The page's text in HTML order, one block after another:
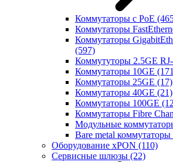
Коммутаторы с PoE
Коммутаторы
Коммутаторы
(597)
Коммутуторы 2.5GE
Коммутаторы 10GE
Коммутаторы 25GE (17)
Коммутаторы 40GE (21)
Коммутаторы 100GE
Коммутаторы Fibre
Модульные
Bare metal коммутаторы
Оборудование xPON (110)
Сервисные шлюзы (22)